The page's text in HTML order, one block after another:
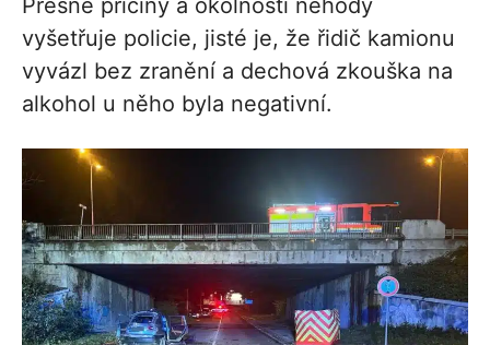
Přesné příčiny a okolnosti nehody
vyšetřuje policie, jisté je, že řidič kamionu
vyvázl bez zranění a dechová zkouška na
alkohol u něho byla negativní.